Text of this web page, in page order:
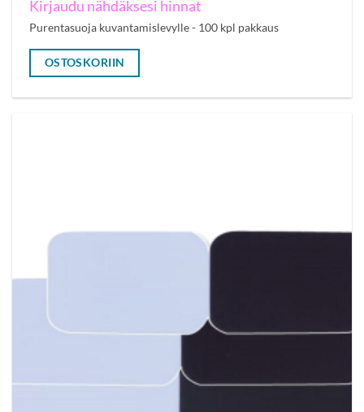
Kirjaudu nähdäksesi hinnat
Purentasuoja kuvantamislevylle - 100 kpl pakkaus
OSTOSKORIIN